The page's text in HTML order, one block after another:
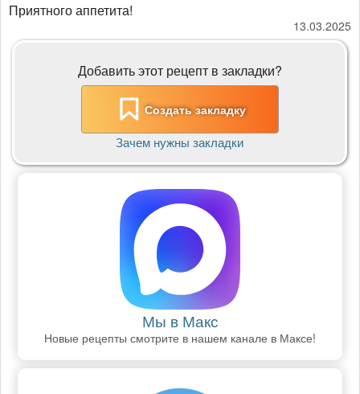
Приятного аппетита!
13.03.2025
Добавить этот рецепт в закладки?
Создать закладку
Зачем нужны закладки
Мы в Макс
Новые рецепты смотрите в нашем канале в Максе!